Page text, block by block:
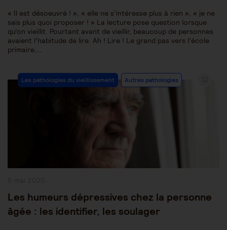
« Il est désoeuvré ! », « elle ne s’intéresse plus à rien », « je ne
sais plus quoi proposer ! » La lecture pose question lorsque
qu’on vieillit. Pourtant avant de vieillir, beaucoup de personnes
avaient l’habitude de lire. Ah ! Lire ! Le grand pas vers l’école
primaire,…
Post
Category:
Les pathologies du vieillissement Autres pathologies
Les humeurs dépressives chez la personne
âgée : les identifier, les soulager